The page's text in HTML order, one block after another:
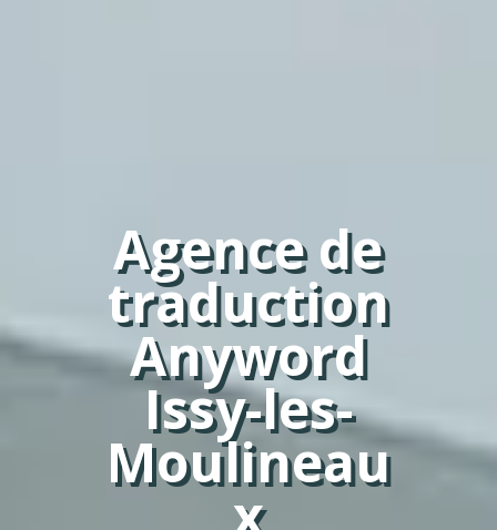
Agence de
traduction
Anyword
Issy-les-
Moulineau
x